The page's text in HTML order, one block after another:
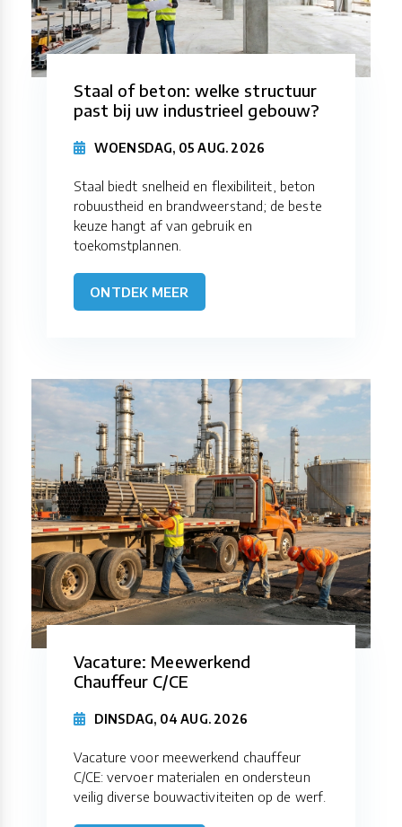
Staal of beton: welke structuur
past bij uw industrieel gebouw?
WOENSDAG, 05 AUG. 2026
Staal biedt snelheid en flexibiliteit, beton
robuustheid en brandweerstand; de beste
keuze hangt af van gebruik en
toekomstplannen.
ONTDEK MEER
Vacature: Meewerkend
Chauffeur C/CE
DINSDAG, 04 AUG. 2026
Vacature voor meewerkend chauffeur
C/CE: vervoer materialen en ondersteun
veilig diverse bouwactiviteiten op de werf.